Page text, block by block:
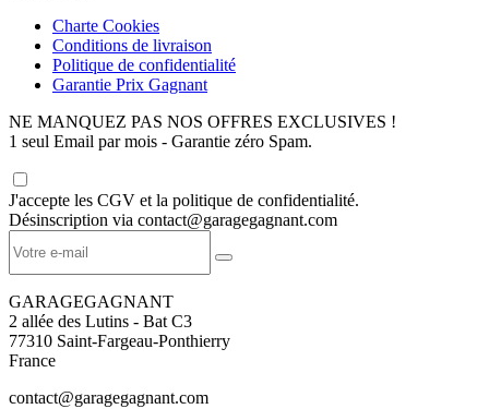
Charte Cookies
Conditions de livraison
Politique de confidentialité
Garantie Prix Gagnant
NE MANQUEZ PAS NOS OFFRES EXCLUSIVES !
1 seul Email par mois - Garantie zéro Spam.
J'accepte les CGV et la politique de confidentialité.
Désinscription via contact@garagegagnant.com
GARAGEGAGNANT
2 allée des Lutins - Bat C3
77310 Saint-Fargeau-Ponthierry
France
contact@garagegagnant.com